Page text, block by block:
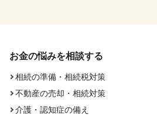
お金の悩みを相談する
相続の準備・相続税対策
不動産の売却・相続対策
介護・認知症の備え